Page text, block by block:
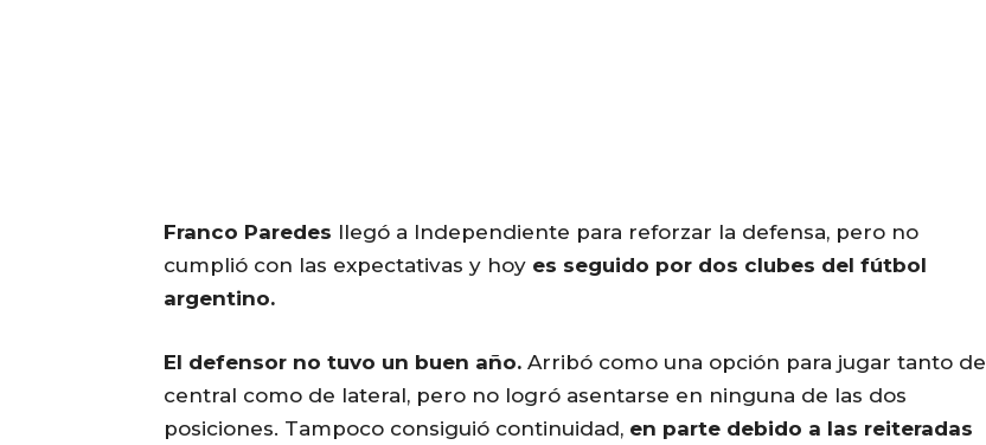
Franco Paredes llegó a Independiente para reforzar la defensa, pero no
cumplió con las expectativas y hoy es seguido por dos clubes del fútbol
argentino.
El defensor no tuvo un buen año. Arribó como una opción para jugar tanto de
central como de lateral, pero no logró asentarse en ninguna de las dos
posiciones. Tampoco consiguió continuidad, en parte debido a las reiteradas